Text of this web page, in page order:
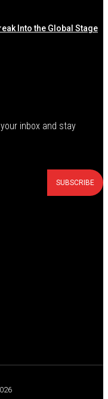
Into the Global Stage
inbox and stay
SUBSCRIBE